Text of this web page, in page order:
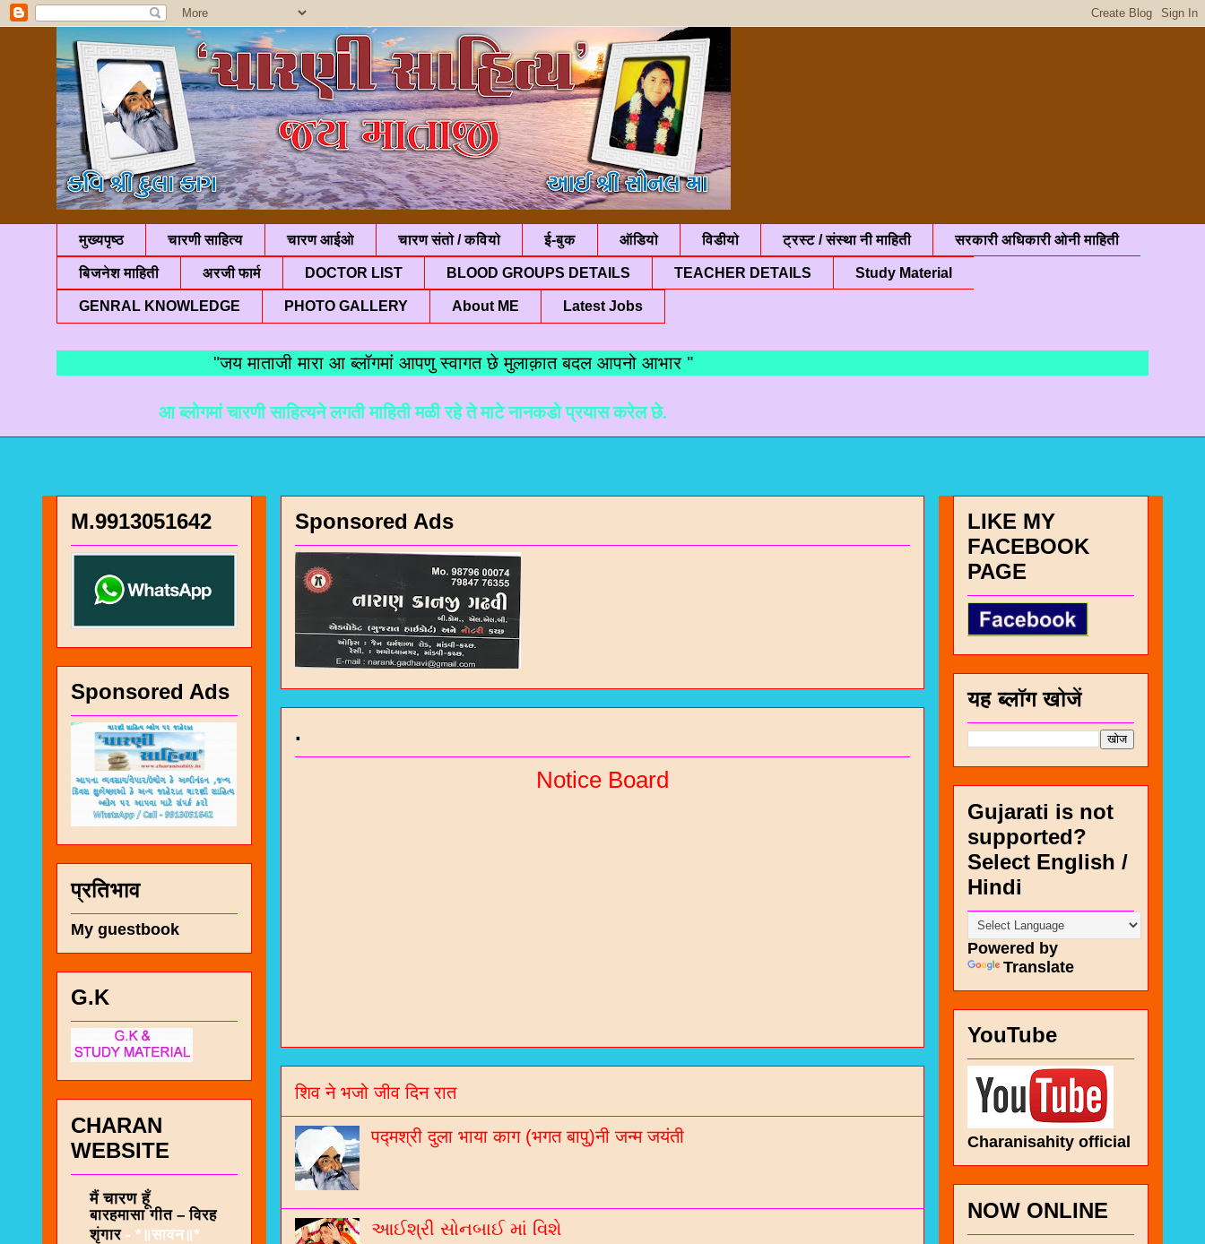
मुख्यपृष्ठ चारणी साहित्य चारण आईओ चारण संतो / कवियो ई-बुक ऑडियो विडीयो ट्रस्ट / संस्था नी माहिती सरकारी अधिकारी ओनी माहिती
बिजनेश माहिती अरजी फार्म DOCTOR LIST BLOOD GROUPS DETAILS TEACHER DETAILS Study Material
GENRAL KNOWLEDGE PHOTO GALLERY About ME Latest Jobs
"जय माताजी मारा आ ब्लॉगमां आपणु स्वागत छे मुलाक़ात बदल आपनो आभार "
आ ब्लोगमां चारणी साहित्यने लगती माहिती मळी रहे ते माटे नानकडो प्रयास करेल छे.
Sponsored Ads
.
Notice Board
जोगीदान गढवी (चडीया) रचित रचनाओ
चारणी साहित्य ब्लॉगना अपडेट Whatsaap पर मेळववा माटे आ
शिव ने भजो जीव दिन रात
पद्मश्री दुला भाया काग (भगत बापु)नी जन्म जयंती
આઈશ્રી સોનબાઈ માં વિશે
M.9913051642
Sponsored Ads
प्रतिभाव
My guestbook
G.K
CHARAN
WEBSITE
मैं चारण हूँ
बारहमासा गीत – विरह
शृंगार - *॥सावन॥*
LIKE MY
FACEBOOK
PAGE
यह ब्लॉग खोजें
Gujarati is not
supported?
Select English /
Hindi
Powered by
Translate
YouTube
Charanisahity official
NOW ONLINE